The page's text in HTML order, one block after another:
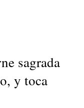
sagrada
y toca